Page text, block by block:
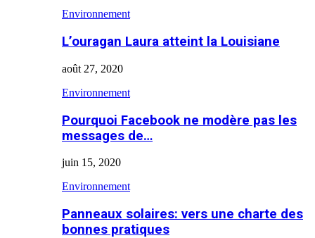
Environnement
L’ouragan Laura atteint la Louisiane
août 27, 2020
Environnement
Pourquoi Facebook ne modère pas les
messages de…
juin 15, 2020
Environnement
Panneaux solaires: vers une charte des
bonnes pratiques